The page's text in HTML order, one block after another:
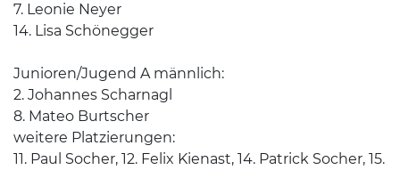
7. Leonie Neyer
14. Lisa Schönegger
Junioren/Jugend A männlich:
2. Johannes Scharnagl
8. Mateo Burtscher
weitere Platzierungen:
11. Paul Socher, 12. Felix Kienast, 14. Patrick Socher, 15.